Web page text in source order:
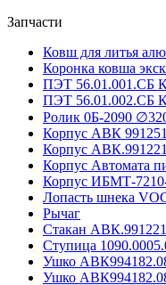
Запчасти
Ковш для литья
Коронка ковша
ПЭТ 56.01.001.СБ
ПЭТ 56.01.002.СБ
Ролик 0Б-2090
Корпус АВК
Корпус
Корпус Автомата
Корпус ИБМТ-
Лопасть шнека
Рычаг
Стакан
Ступица
Ушко
Ушко